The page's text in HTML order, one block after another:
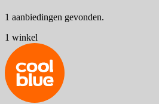
1 aanbiedingen gevonden.
1 winkel